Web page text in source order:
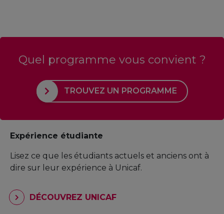
Quel programme vous convient ?
TROUVEZ UN PROGRAMME
Expérience étudiante
Lisez ce que les étudiants actuels et anciens ont à
dire sur leur expérience à Unicaf.
DÉCOUVREZ UNICAF